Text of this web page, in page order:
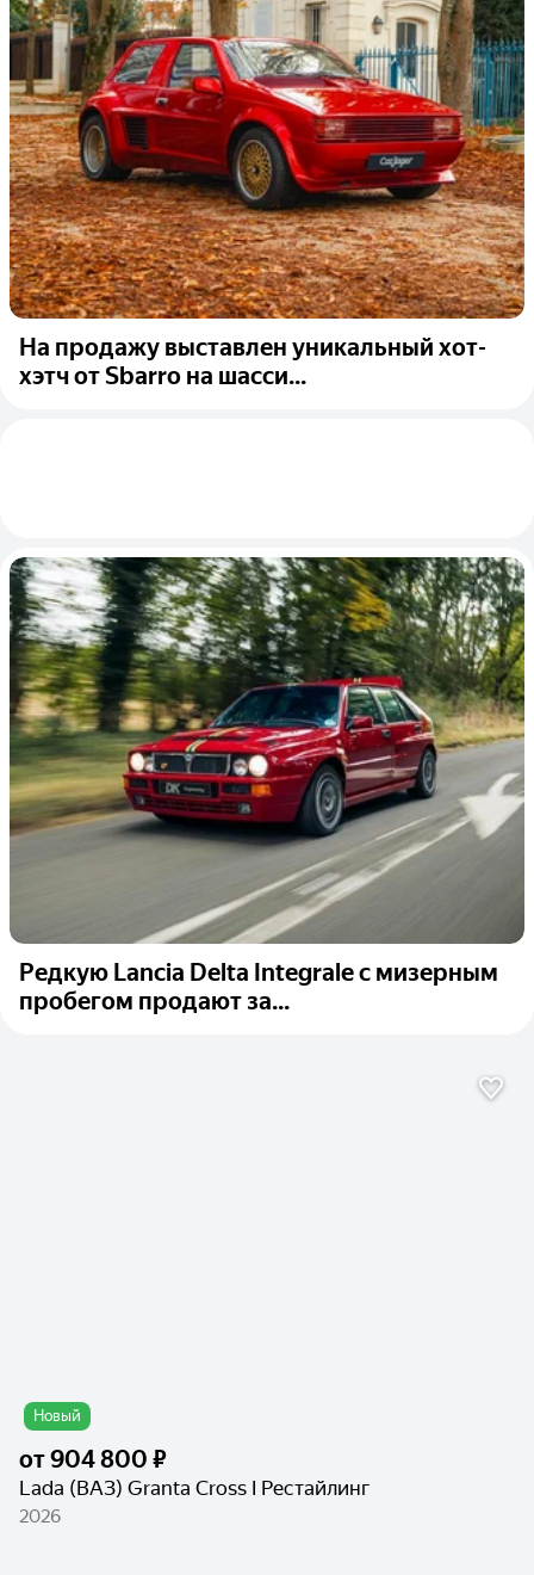
На продажу выставлен уникальный хот-
хэтч от Sbarro на шасси...
Редкую Lancia Delta Integrale с мизерным
пробегом продают за...
Новый
от904 800 ₽
Lada (ВАЗ) Granta Cross I Рестайлинг
2026